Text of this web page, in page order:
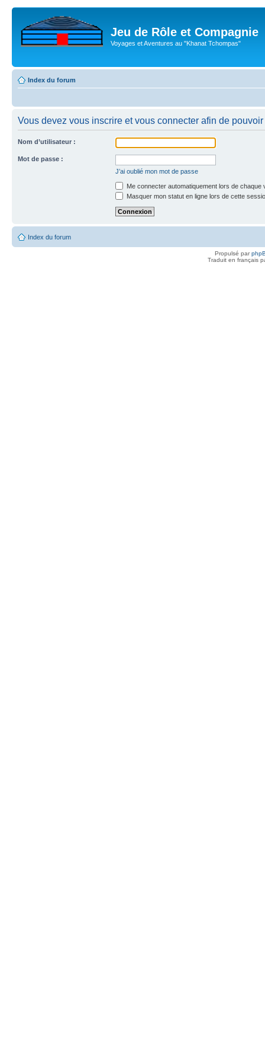
Jeu de Rôle et Compagnie
Voyages et Aventures au "Khanat Tchompas"
Index du forum
Vous devez vous inscrire et vous connecter afin de
Nom d’utilisateur :
Mot de passe :
J’ai oublié mon mot de passe
Me connecter automatiquement lors de chaque
Masquer mon statut en ligne lors de cette
Index du forum
Propulsé par
Traduit en français